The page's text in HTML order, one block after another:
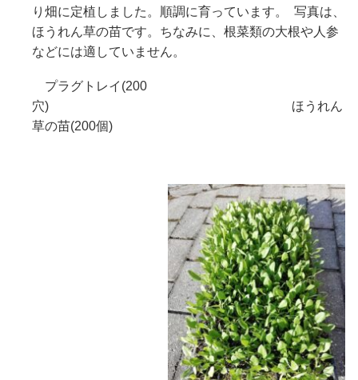
り畑に定植しました。順調に育っています。 写真は、
ほうれん草の苗です。ちなみに、根菜類の大根や人参
などには適していません。
プラグトレイ(200
穴) ほうれん
草の苗(200個)